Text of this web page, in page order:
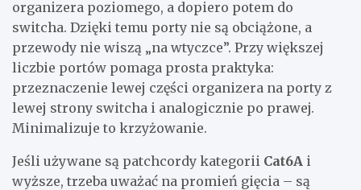
organizera poziomego, a dopiero potem do
switcha. Dzięki temu porty nie są obciążone, a
przewody nie wiszą „na wtyczce”. Przy większej
liczbie portów pomaga prosta praktyka:
przeznaczenie lewej części organizera na porty z
lewej strony switcha i analogicznie po prawej.
Minimalizuje to krzyżowanie.
Jeśli używane są patchcordy kategorii Cat6A i
wyższe, trzeba uważać na promień gięcia – są